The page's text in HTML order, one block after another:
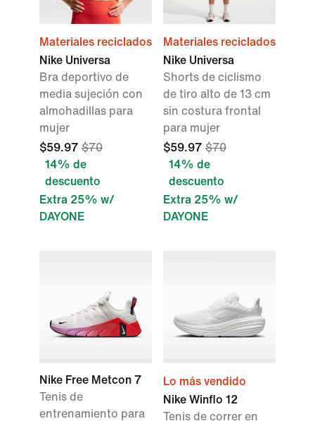
Materiales reciclados
Nike Universa
Bra deportivo de
media sujeción con
almohadillas para
mujer
$59.97 $70
14% de
descuento
Extra 25% w/
DAYONE
Materiales reciclados
Nike Universa
Shorts de ciclismo
de tiro alto de 13 cm
sin costura frontal
para mujer
$59.97 $70
14% de
descuento
Extra 25% w/
DAYONE
Nike Free Metcon 7
Tenis de
entrenamiento para
Lo más vendido
Nike Winflo 12
Tenis de correr en